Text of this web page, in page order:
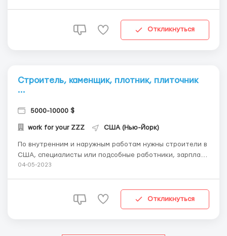
201-6744 ⁉️ ✅Заработная плата: Ставка 16$ час В...
Откликнуться
Строитель, каменщик, плотник, плиточник
...
5000-10000 $
work for your ZZZ США (Нью-Йорк)
По внутренним и наружным работам нужны строители в
США, специалисты или подсобные работники, зарплата
в зависимости от квалификации и специализации от
-кирпичная кладка -сантехник...
04-05-2023
Откликнуться